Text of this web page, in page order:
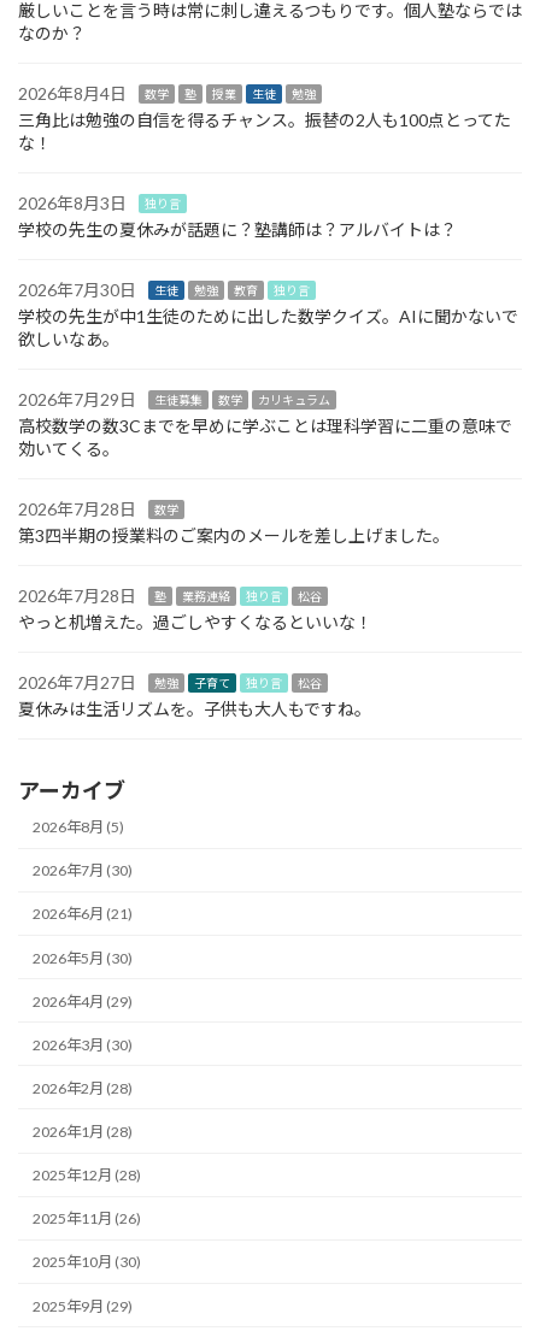
厳しいことを言う時は常に刺し違えるつもりです。個人塾ならでは
なのか？
2026年8月4日 数学 塾 授業 生徒 勉強
三角比は勉強の自信を得るチャンス。振替の2人も100点とってた
な！
2026年8月3日 独り言
学校の先生の夏休みが話題に？塾講師は？アルバイトは？
2026年7月30日 生徒 勉強 教育 独り言
学校の先生が中1生徒のために出した数学クイズ。AIに聞かないで
欲しいなあ。
2026年7月29日 生徒募集 数学 カリキュラム
高校数学の数3Cまでを早めに学ぶことは理科学習に二重の意味で
効いてくる。
2026年7月28日 数学
第3四半期の授業料のご案内のメールを差し上げました。
2026年7月28日 塾 業務連絡 独り言 松谷
やっと机増えた。過ごしやすくなるといいな！
2026年7月27日 勉強 子育て 独り言 松谷
夏休みは生活リズムを。子供も大人もですね。
アーカイブ
2026年8月 (5)
2026年7月 (30)
2026年6月 (21)
2026年5月 (30)
2026年4月 (29)
2026年3月 (30)
2026年2月 (28)
2026年1月 (28)
2025年12月 (28)
2025年11月 (26)
2025年10月 (30)
2025年9月 (29)